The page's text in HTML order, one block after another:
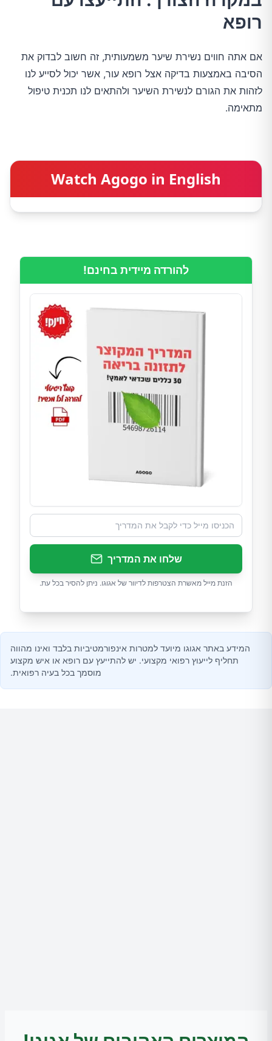
רופא
אם אתה חווים נשירת שיער משמעותית, זה חשוב לבדוק את
הסיבה באמצעות בדיקה אצל רופא עור, אשר יכול לסייע לנו
לזהות את הגורם לנשירת השיער ולהתאים לנו תכנית טיפול
מתאימה.
Watch Agogo in English
להורדה מיידית בחינם!
שלחו את המדריך
הזנת מייל מאשרת הצטרפות לדיוור של אגוגו. ניתן להסיר בכל עת.
המידע באתר אגוגו מיועד למטרות אינפורמטיביות בלבד ואינו מהווה
תחליף לייעוץ רפואי מקצועי. יש להתייעץ עם רופא או איש מקצוע
מוסמך בכל בעיה רפואית.